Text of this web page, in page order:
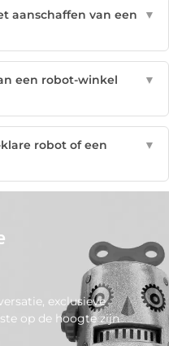
aanschaffen van een
▼
een robot-winkel
▼
robot of een
▼
exclusieve
op de hoogte zijn